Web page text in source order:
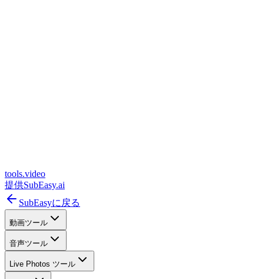
tools.video
提供SubEasy.ai
SubEasyに戻る
動画ツール
音声ツール
Live Photos ツール